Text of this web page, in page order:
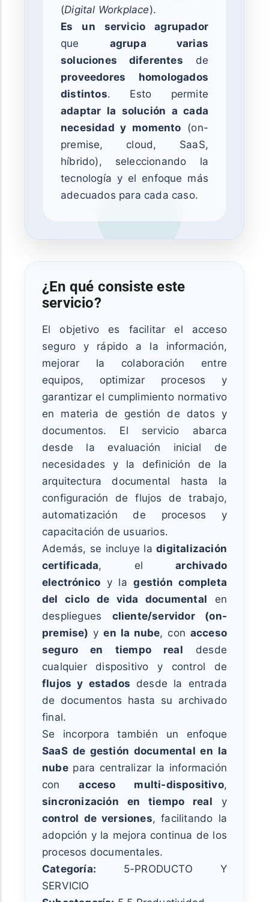
(Digital Workplace).
Es un servicio agrupador
que agrupa varias
soluciones diferentes de
proveedores homologados
distintos. Esto permite
adaptar la solución a cada
necesidad y momento (on-
premise, cloud, SaaS,
híbrido), seleccionando la
tecnología y el enfoque más
adecuados para cada caso.
¿En qué consiste este
servicio?
El objetivo es facilitar el acceso
seguro y rápido a la información,
mejorar la colaboración entre
equipos, optimizar procesos y
garantizar el cumplimiento normativo
en materia de gestión de datos y
documentos. El servicio abarca
desde la evaluación inicial de
necesidades y la definición de la
arquitectura documental hasta la
configuración de flujos de trabajo,
automatización de procesos y
capacitación de usuarios.
Además, se incluye ladigitalización
certificada, elarchivado
electrónico y lagestión completa
del ciclo de vida documental en
despliegues cliente/servidor (on-
premise) yen la nube, con acceso
seguro en tiempo real desde
cualquier dispositivo y control de
flujos y estados desde la entrada
de documentos hasta su archivado
final.
Se incorpora también un enfoque
SaaS de gestión documental en la
nubepara centralizar la información
conacceso multi-dispositivo,
sincronización en tiempo real y
control de versiones, facilitando la
adopción y la mejora continua de los
procesos documentales.
Categoría: 5-PRODUCTO Y
SERVICIO